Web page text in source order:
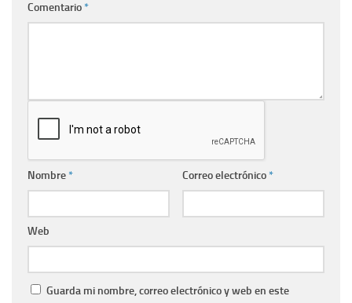
Comentario*
Nombre* Correo electrónico*
Web
Guarda mi nombre, correo electrónico y web en este